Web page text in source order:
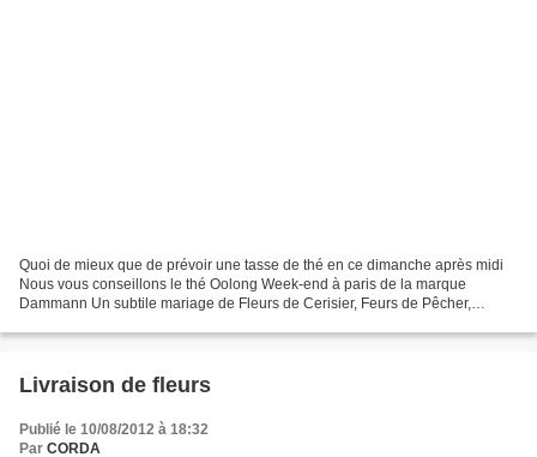
Quoi de mieux que de prévoir une tasse de thé en ce dimanche après midi
Nous vous conseillons le thé Oolong Week-end à paris de la marque
Dammann Un subtile mariage de Fleurs de Cerisier, Feurs de Pêcher,
Livraison de fleurs
Publié le 10/08/2012 à 18:32
Par CORDA